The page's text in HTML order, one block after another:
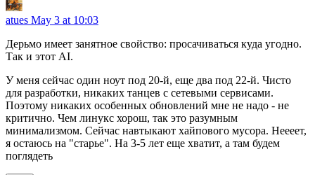
atues May 3 at 10:03
Дерьмо имеет занятное свойство: просачиваться куда угодно.
Так и этот AI.
У меня сейчас один ноут под 20-й, еще два под 22-й. Чисто
для разработки, никаких танцев с сетевыми сервисами.
Поэтому никаких особенных обновлений мне не надо - не
критично. Чем линукс хорош, так это разумным
минимализмом. Сейчас навтыкают хайпового мусора. Неееет,
я остаюсь на "старье". На 3-5 лет еще хватит, а там будем
поглядеть